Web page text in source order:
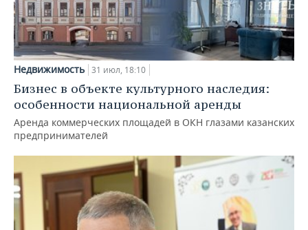
Недвижимость 31 июл, 18:10
Бизнес в объекте культурного наследия:
особенности национальной аренды
Аренда коммерческих площадей в ОКН глазами казанских
предпринимателей